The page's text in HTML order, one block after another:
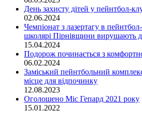
День захисту дітей у пейнтбол-
02.06.2024
Чемпіонат з лазертагу в
школярі Пірнівщини вирушають
15.04.2024
Подорож починається з
06.02.2024
Заміський пейнтбольний
місце для відпочинку
12.08.2023
Оголошено Міс Гепард 2021 року
15.01.2022